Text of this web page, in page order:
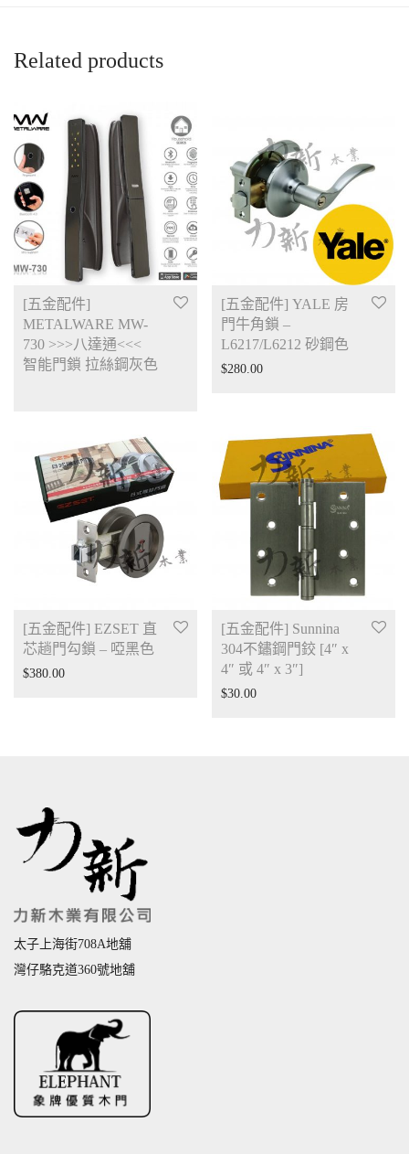
Related products
[五金配件]
METALWARE MW-
730 >>>八達通<<<
智能門鎖 拉絲鋼灰色
[五金配件] YALE 房
門牛角鎖 –
L6217/L6212 砂鋼色
$280.00
[五金配件] EZSET 直
芯趟門勾鎖 – 啞黑色
$380.00
[五金配件] Sunnina
304不鏽鋼門鉸 [4″ x
4″ 或 4″ x 3″]
$30.00
太子上海街708A地舖
灣仔駱克道360號地舖